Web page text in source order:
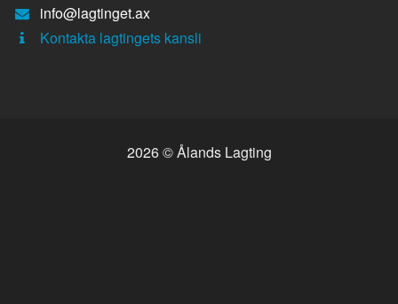
E-
post:
info@lagtinget.ax
Fler:
Kontakta lagtingets kansli
2026 © Ålands Lagting